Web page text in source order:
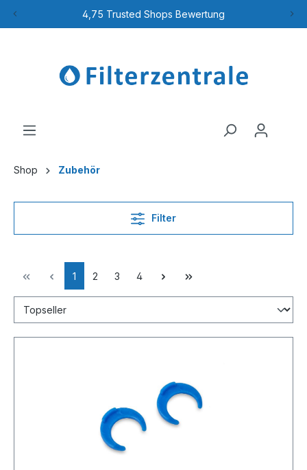
4,75 Trusted Shops Bewertung
Shop Zubehör
Filter
1 2 3 4